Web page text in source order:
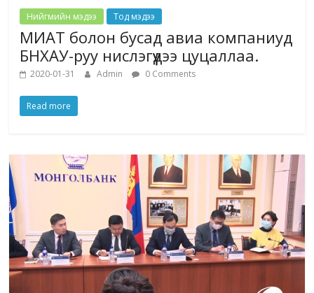
Нийгмийн мэдээ Тод мэдээ
МИАТ болон бусад авиа компаниуд
БНХАУ-руу нислэгүүдээ цуцаллаа.
2020-01-31 Admin 0 Comments
Read more